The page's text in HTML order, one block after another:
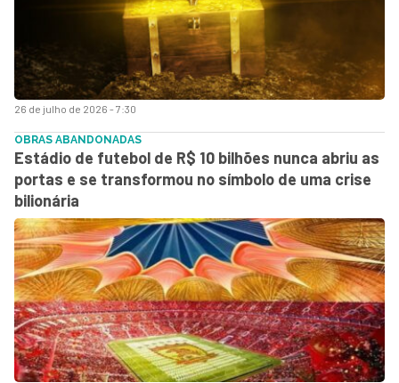
26 de julho de 2026 - 7:30
OBRAS ABANDONADAS
Estádio de futebol de R$ 10 bilhões nunca abriu as
portas e se transformou no símbolo de uma crise
bilionária